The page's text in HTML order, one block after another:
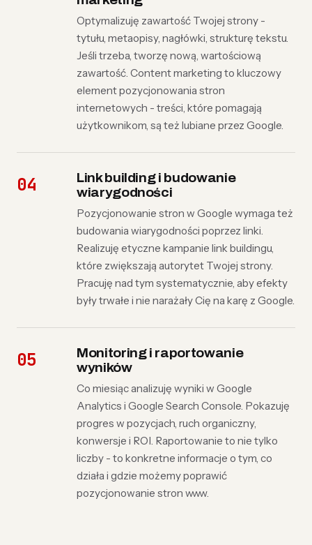
Optymalizuję zawartość Twojej strony -
tytułu, metaopisy, nagłówki, strukturę tekstu.
Jeśli trzeba, tworzę nową, wartościową
zawartość. Content marketing to kluczowy
element pozycjonowania stron
internetowych - treści, które pomagają
użytkownikom, są też lubiane przez Google.
Link building i budowanie
wiarygodności
Pozycjonowanie stron w Google wymaga też
budowania wiarygodności poprzez linki.
Realizuję etyczne kampanie link buildingu,
które zwiększają autorytet Twojej strony.
Pracuję nad tym systematycznie, aby efekty
były trwałe i nie narażały Cię na karę z Google.
Monitoring i raportowanie
wyników
Co miesiąc analizuję wyniki w Google
Analytics i Google Search Console. Pokazuję
progres w pozycjach, ruch organiczny,
konwersje i ROI. Raportowanie to nie tylko
liczby - to konkretne informacje o tym, co
działa i gdzie możemy poprawić
pozycjonowanie stron www.